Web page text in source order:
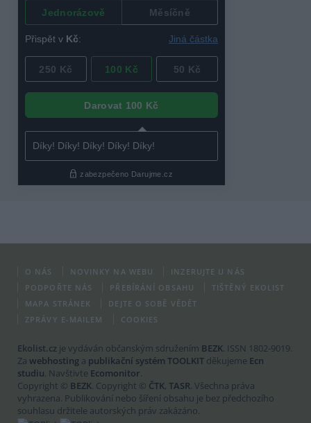
O NÁS NOVINKY NA WEBU
INZERUJTE U NÁS
PODPOŘTE NÁS
PŘEBÍRÁNÍ OBSAHU
TIŠTĚNÝ EKOLIST
MAPA STRÁNEK
DEJTE O SOBĚ VĚDĚT
ZPRÁVY E-MAILEM
COOKIES
Ekolist.cz je vydáván občanským sdružením BEZK. ISSN 1802-9019.
Za webhosting a publikační systém TOOLKIT děkujeme Ecn
studiu. Navštivte Ecomonitor.
Copyright © BEZK. Copyright © ČTK, TASR. Všechna práva
vyhrazena. Publikování nebo šíření obsahu je bez předchozího
souhlasu držitele autorských práv zakázáno.